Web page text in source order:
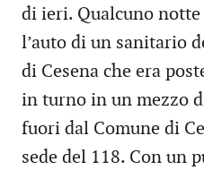
di ieri. Qualcuno
l’auto di un sanitario
di Cesena che era
in turno in un mezzo
fuori dal Comune di
sede del 118. Con un